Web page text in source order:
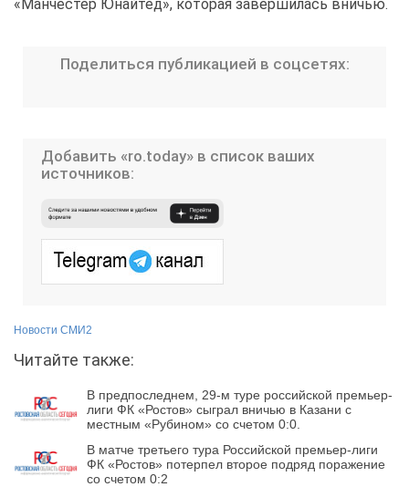
«Манчестер Юнайтед», которая завершилась вничью.
Поделиться публикацией в соцсетях:
Добавить «ro.today» в список ваших
источников:
Новости СМИ2
Читайте также:
В предпоследнем, 29-м туре российской премьер-
лиги ФК «Ростов» сыграл вничью в Казани с
местным «Рубином» со счетом 0:0.
В матче третьего тура Российской премьер-лиги
ФК «Ростов» потерпел второе подряд поражение
со счетом 0:2